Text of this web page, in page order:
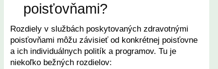
poisťovňami?
Rozdiely v službách poskytovaných zdravotnými
poisťovňami môžu závisieť od konkrétnej poisťovne
a ich individuálnych politík a programov. Tu je
niekoľko bežných rozdielov: